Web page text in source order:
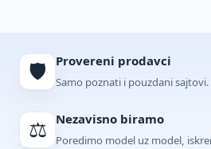
🛡️ Provereni prodavci
Samo poznati i pouzdani sajtovi.
⚖️ Nezavisno biramo
Poredimo model uz model,